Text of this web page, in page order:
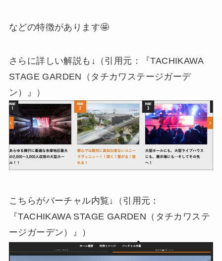
などの特徴があります🤩
さらに詳しい解説も↓（引用元：『TACHIKAWA
STAGE GARDEN（タチカワステージガーデ
ン）』）
こちらがバーチャル内覧↓（引用元：
『TACHIKAWA STAGE GARDEN（タチカワステ
ージガーデン）』）